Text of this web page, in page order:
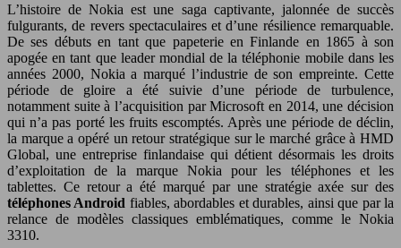
L’histoire de Nokia est une saga captivante, jalonnée de succès
fulgurants, de revers spectaculaires et d’une résilience remarquable.
De ses débuts en tant que papeterie en Finlande en 1865 à son
apogée en tant que leader mondial de la téléphonie mobile dans les
années 2000, Nokia a marqué l’industrie de son empreinte. Cette
période de gloire a été suivie d’une période de turbulence,
notamment suite à l’acquisition par Microsoft en 2014, une décision
qui n’a pas porté les fruits escomptés. Après une période de déclin,
la marque a opéré un retour stratégique sur le marché grâce à HMD
Global, une entreprise finlandaise qui détient désormais les droits
d’exploitation de la marque Nokia pour les téléphones et les
tablettes. Ce retour a été marqué par une stratégie axée sur des
téléphones Android fiables, abordables et durables, ainsi que par la
relance de modèles classiques emblématiques, comme le Nokia
3310.